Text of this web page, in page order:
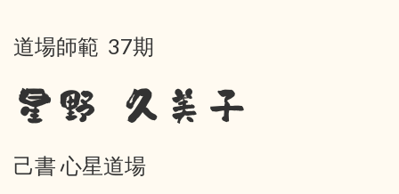
道場師範 37期
星野 久美子
己書 心星道場